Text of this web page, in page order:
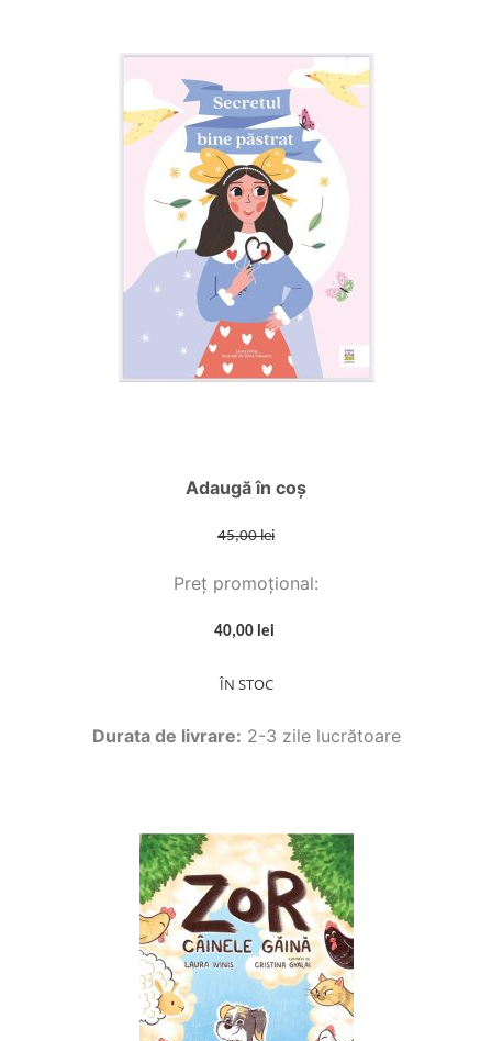
Adaugă în coș
45,00 lei
Preț promoțional:
40,00 lei
ÎN STOC
Durata de livrare: 2-3 zile lucrătoare